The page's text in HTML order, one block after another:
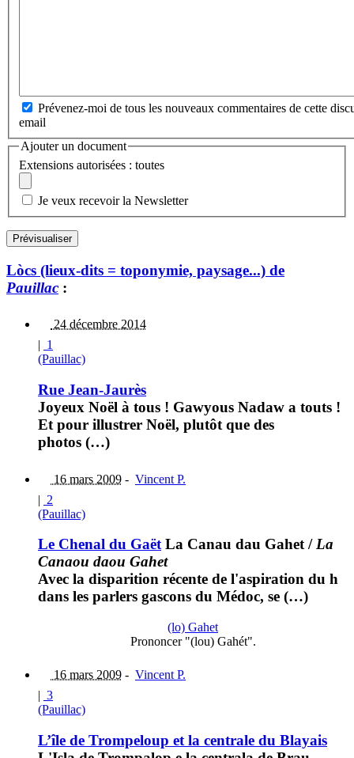
Prévenez-moi de tous les nouveaux commentaires de cette
email
Ajouter un document
Extensions autorisées : toutes
Je veux recevoir la Newsletter
Lòcs (lieux-dits = toponymie, paysage...) de
Pauillac :
24 décembre 2014
| 1
(Pauillac)
Rue Jean-Jaurès
Joyeux Noël à tous ! Gawyous Nadaw a touts !
Et pour illustrer Noël, plutôt que des
photos (…)
16 mars 2009 - Vincent P.
| 2
(Pauillac)
Le Chenal du GaëtLa Canau dau Gahet/La
Canaou daou Gahet
Avec la disparition récente de l'aspiration du h
dans les parlers gascons du Médoc, se (…)
(lo) Gahet
Prononcer "(lou) Gahét".
16 mars 2009 - Vincent P.
| 3
(Pauillac)
L’île de Trompeloup et la centrale du Blayais